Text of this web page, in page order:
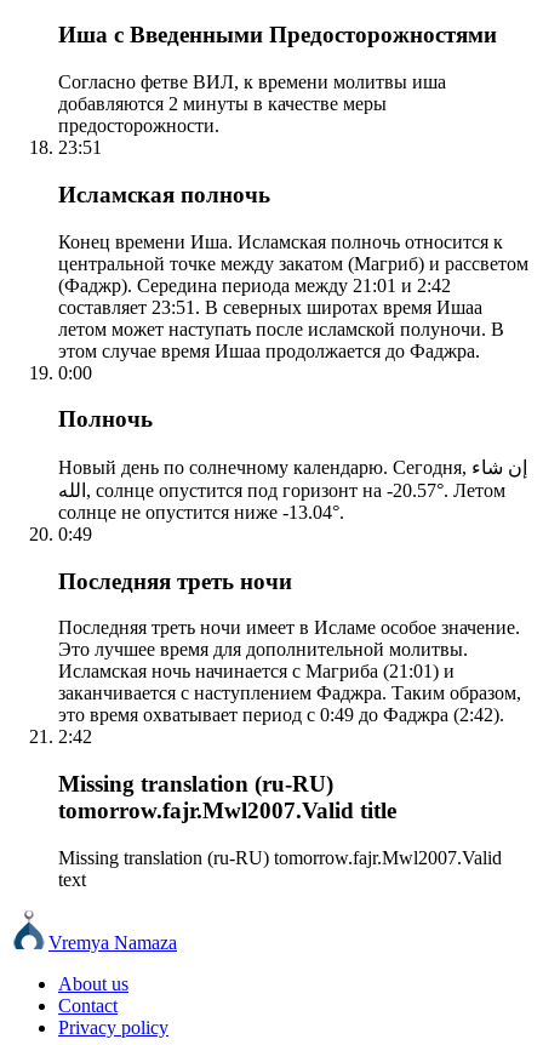
Иша с Введенными Предосторожностями
Согласно фетве ВИЛ, к времени молитвы иша
добавляются 2 минуты в качестве меры
предосторожности.
23:51
Исламская полночь
Конец времени Иша. Исламская полночь относится к
центральной точке между закатом (Магриб) и рассветом
(Фаджр). Середина периода между 21:01 и 2:42
составляет 23:51. В северных широтах время Ишаа
летом может наступать после исламской полуночи. В
этом случае время Ишаа продолжается до Фаджра.
0:00
Полночь
Новый день по солнечному календарю. Сегодня, إن شاء
الله, солнце опустится под горизонт на -20.57°. Летом
солнце не опустится ниже -13.04°.
0:49
Последняя треть ночи
Последняя треть ночи имеет в Исламе особое значение.
Это лучшее время для дополнительной молитвы.
Исламская ночь начинается с Магриба (21:01) и
заканчивается с наступлением Фаджра. Таким образом,
это время охватывает период с 0:49 до Фаджра (2:42).
2:42
Missing translation (ru-RU)
tomorrow.fajr.Mwl2007.Valid title
Missing translation (ru-RU) tomorrow.fajr.Mwl2007.Valid
text
Vremya Namaza
About us
Contact
Privacy policy